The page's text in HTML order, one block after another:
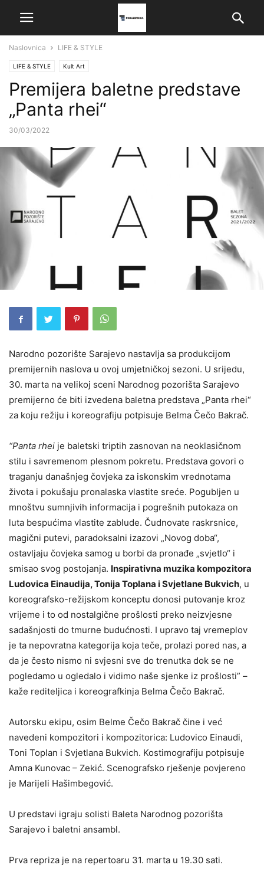
Naslovnica LIFE & STYLE
LIFE & STYLE Kult Art
Premijera baletne predstave
„Panta rhei“
30/03/2022
Narodno pozorište Sarajevo nastavlja sa produkcijom
premijernih naslova u ovoj umjetničkoj sezoni. U srijedu,
30. marta na velikoj sceni Narodnog pozorišta Sarajevo
premijerno će biti izvedena baletna predstava „Panta rhei“
za koju režiju i koreografiju potpisuje Belma Čečo Bakrač.
“Panta rhei je baletski triptih zasnovan na neoklasičnom
stilu i savremenom plesnom pokretu. Predstava govori o
traganju današnjeg čovjeka za iskonskim vrednotama
života i pokušaju pronalaska vlastite sreće. Pogubljen u
mnoštvu sumnjivih informacija i pogrešnih putokaza on
luta bespućima vlastite zablude. Čudnovate raskrsnice,
magični putevi, paradoksalni izazovi „Novog doba“,
ostavljaju čovjeka samog u borbi da pronađe „svjetlo“ i
smisao svog postojanja. Inspirativna muzika kompozitora
Ludovica Einaudija, Tonija Toplana i Svjetlane Bukvich, u
koreografsko-režijskom konceptu donosi putovanje kroz
vrijeme i to od nostalgične prošlosti preko neizvjesne
sadašnjosti do tmurne budućnosti. I upravo taj vremeplov
je ta nepovratna kategorija koja teče, prolazi pored nas, a
da je često nismo ni svjesni sve do trenutka dok se ne
pogledamo u ogledalo i vidimo naše sjenke iz prošlosti” –
kaže rediteljica i koreografkinja Belma Čečo Bakrač.
Autorsku ekipu, osim Belme Čečo Bakrač čine i već
navedeni kompozitori i kompozitorica: Ludovico Einaudi,
Toni Toplan i Svjetlana Bukvich. Kostimografiju potpisuje
Amna Kunovac – Zekić. Scenografsko rješenje povjereno
je Marijeli Hašimbegović.
U predstavi igraju solisti Baleta Narodnog pozorišta
Sarajevo i baletni ansambl.
Prva repriza je na repertoaru 31. marta u 19.30 sati.